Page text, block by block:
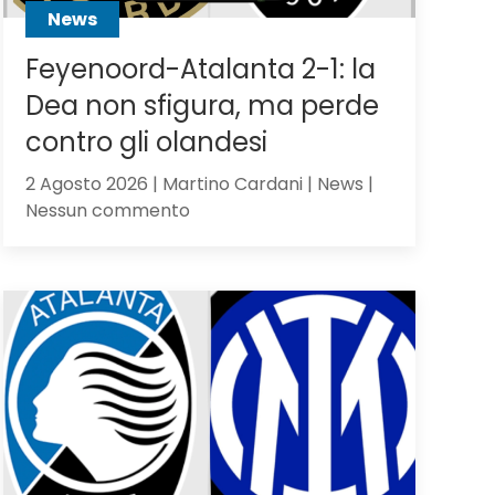
News
Feyenoord-Atalanta 2-1: la
Dea non sfigura, ma perde
contro gli olandesi
2 Agosto 2026 | Martino Cardani | News |
Nessun commentosu
2-
Dea
non
sfigura,
ma
perde